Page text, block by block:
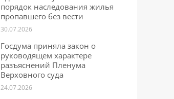
порядок наследования жилья
пропавшего без вести
30.07.2026
Госдума приняла закон о
руководящем характере
разъяснений Пленума
Верховного суда
24.07.2026